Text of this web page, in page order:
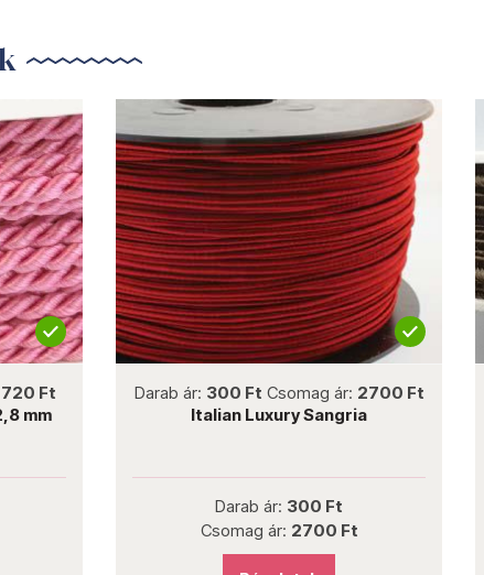
720 Ft
mm
Darab ár: 300 Ft Csomag ár: 2700 Ft
Italian Luxury Sangria
Darab ár: 300 Ft
Csomag ár: 2700 Ft